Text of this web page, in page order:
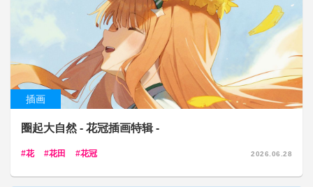
插画
圈起大自然 - 花冠插画特辑 -
花 花田 花冠 2026.06.28